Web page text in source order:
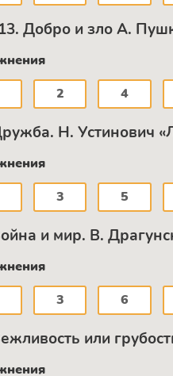
Добро и зло А.
2 4
Н. Устинович
3 5
и мир. В.
3 6
или